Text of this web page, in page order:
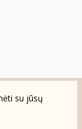
su jūsų